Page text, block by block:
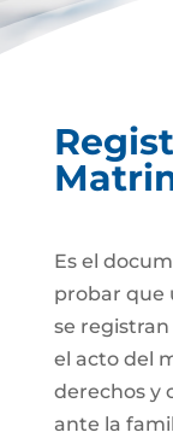
Es el
probar que
se registran
el acto del
derechos y
ante la